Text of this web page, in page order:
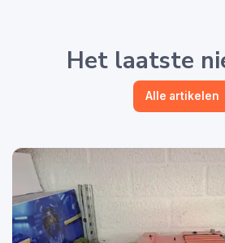
Het laatste
Alle artikelen